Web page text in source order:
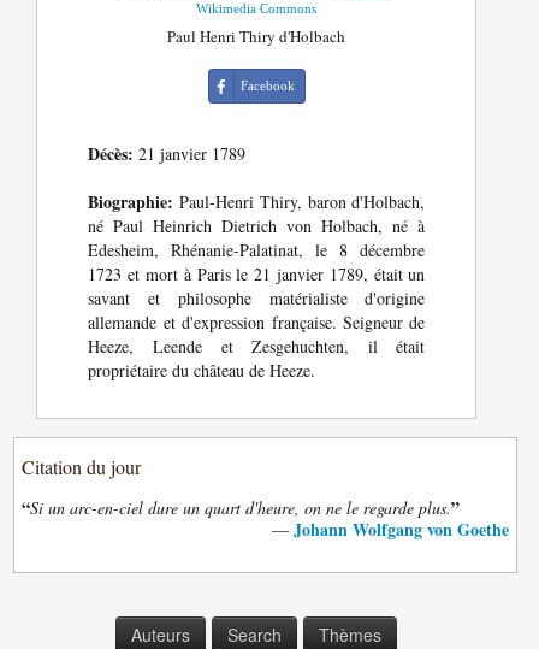
Wikimedia Commons
Paul Henri Thiry d'Holbach
Facebook
Décès: 21 janvier 1789
Biographie: Paul-Henri Thiry, baron d'Holbach,
né Paul Heinrich Dietrich von Holbach, né à
Edesheim, Rhénanie-Palatinat, le 8 décembre
1723 et mort à Paris le 21 janvier 1789, était un
savant et philosophe matérialiste d'origine
allemande et d'expression française. Seigneur de
Heeze, Leende et Zesgehuchten, il était
propriétaire du château de Heeze.
Citation du jour
“Si un arc-en-ciel dure un quart d'heure, on ne le regarde plus.”
— Johann Wolfgang von Goethe
Auteurs Search Thèmes